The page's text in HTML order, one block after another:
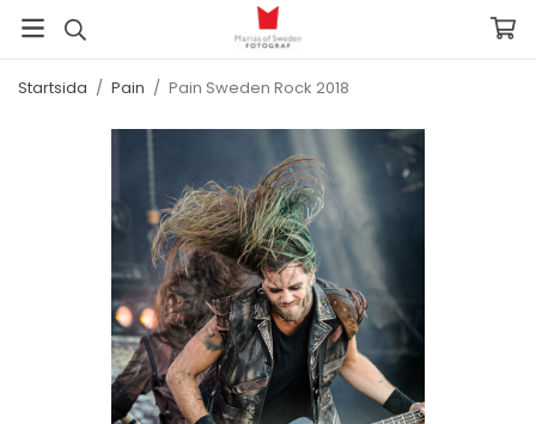
Startsida / Pain / Pain Sweden Rock 2018